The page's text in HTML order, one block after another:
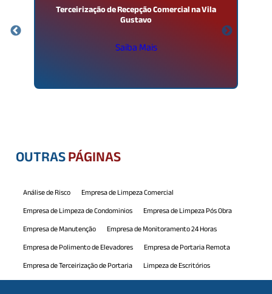
Terceirização de Recepção Comercial na Vila
Gustavo
Saiba Mais
OUTRASPÁGINAS
Análise de Risco
Empresa de Limpeza Comercial
Empresa de Limpeza de Condominios
Empresa de Limpeza Pós Obra
Empresa de Manutenção
Empresa de Monitoramento 24 Horas
Empresa de Polimento de Elevadores
Empresa de Portaria Remota
Empresa de Terceirização de Portaria
Limpeza de Escritórios
Limpeza de Piscina
Manutenção Comercial
Manutenção Predial